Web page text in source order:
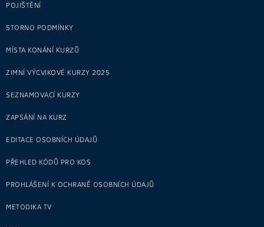
POJIŠTĚNÍ
STORNO PODMÍNKY
MÍSTA KONÁNÍ KURZŮ
ZIMNÍ VÝCVIKOVÉ KURZY 2025
SEZNAMOVACÍ KURZY
ZAPSÁNÍ NA KURZ
EDITACE OSOBNÍCH ÚDAJŮ
PŘEHLED KÓDŮ PRO KOS
PROHLÁŠENÍ K OCHRANĚ OSOBNÍCH ÚDAJŮ
METODIKA TV